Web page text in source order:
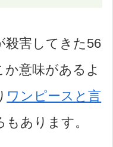
殺害してきた56
意味があるよ
ワンピースと言
あります。